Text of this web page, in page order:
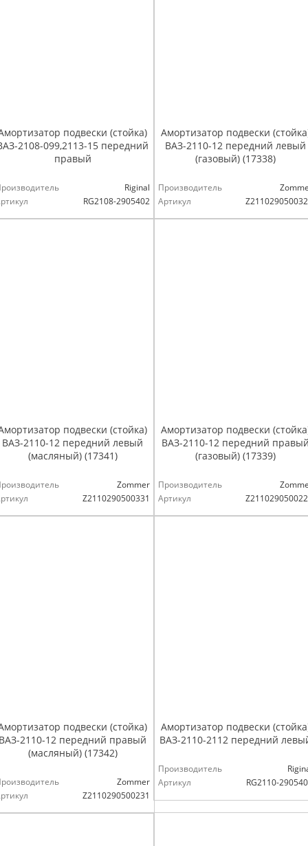
подвески (стойка)
2108-099,2113-15 передний
правый
Riginal
RG2108-2905402
Амортизатор подвески
ВАЗ-2110-12 передний левый
(газовый) (17338)
Производитель
Артикул
подвески (стойка)
ВАЗ-2110-12 передний левый
(масляный) (17341)
Zommer
Z2110290500331
Амортизатор подвески
ВАЗ-2110-12 передний
(газовый) (17339)
Производитель
Артикул
подвески (стойка)
2110-12 передний правый
(масляный) (17342)
Zommer
Z2110290500231
Амортизатор подвески
ВАЗ-2110-2112 передний
Производитель
Артикул
RG2110-